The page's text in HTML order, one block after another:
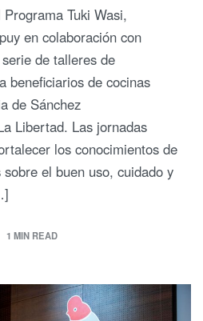
Tuki Wasi,
en colaboración con
de talleres de
beneficiarios de cocinas
de Sánchez
Libertad. Las jornadas
los conocimientos de
el buen uso, cuidado y
1 MIN READ